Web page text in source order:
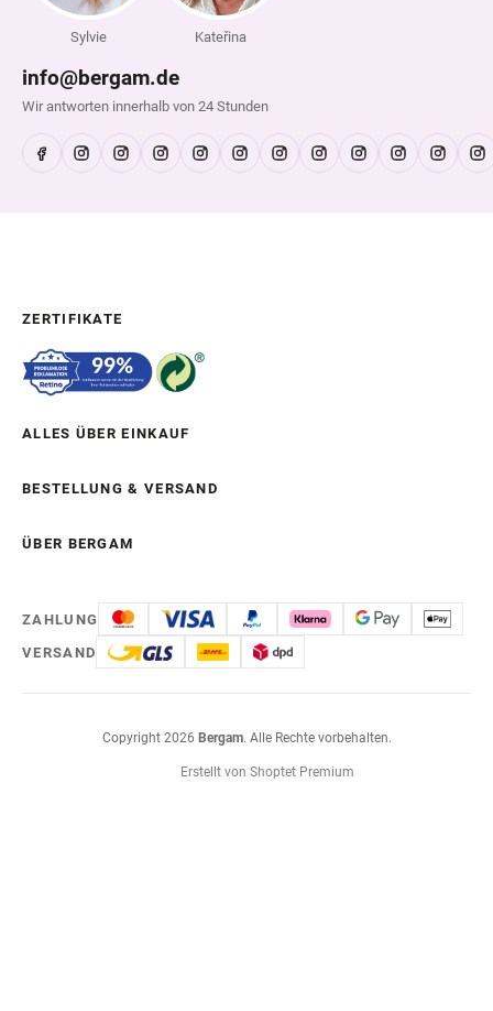
Sylvie Kateřina
info@bergam.de
Wir antworten innerhalb von 24 Stunden
ZERTIFIKATE
ALLES ÜBER EINKAUF
BESTELLUNG & VERSAND
ÜBER BERGAM
ZAHLUNG
VERSAND
Erstellt von Shoptet Premium
Copyright 2026 Bergam. Alle Rechte vorbehalten.